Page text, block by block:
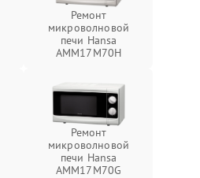
Ремонт
микроволновой
печи Hansa
AMM17M70H
Ремонт
микроволновой
печи Hansa
AMM17M70G